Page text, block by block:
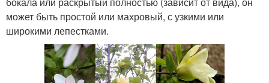
может быть простой или махровый, с узкими или
широкими лепестками.